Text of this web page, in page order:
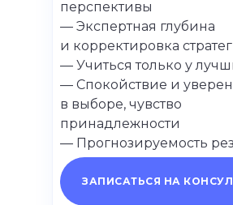
перспективы
— Экспертная глубина
и корректировка
— Учиться только у
— Спокойствие и
в выборе, чувство
принадлежности
— Прогнозируемость
ЗАПИСАТЬСЯ НА